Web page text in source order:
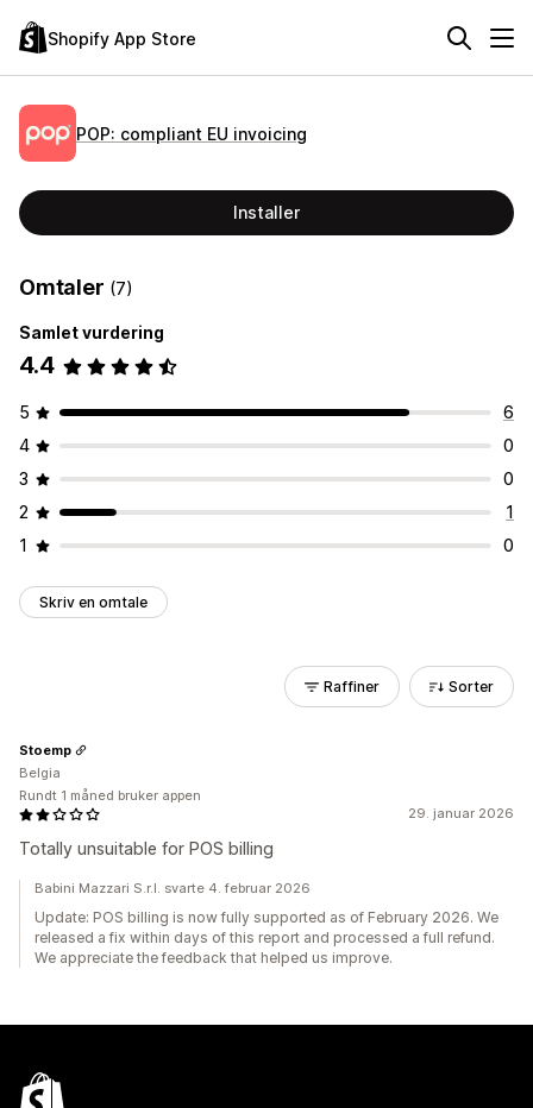
Shopify App Store
POP: compliant EU invoicing
Installer
Omtaler (7)
Samlet vurdering
4.4
5
6
4
0
3
0
2
1
1
0
Skriv en omtale
Raffiner Sorter
29. januar 2026
Totally unsuitable for POS billing
Stoemp
Belgia
Rundt 1 måned bruker appen
Babini Mazzari S.r.l. svarte 4. februar 2026
Update: POS billing is now fully supported as of February 2026. We
released a fix within days of this report and processed a full refund.
We appreciate the feedback that helped us improve.